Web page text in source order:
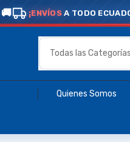
¡ENVÍOSA TODO
Quienes Somos